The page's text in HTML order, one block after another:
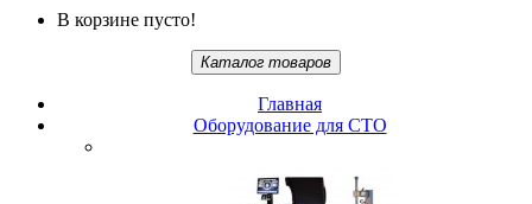
В корзине пусто!
Каталог товаров
Главная
Oбopудoвaниe для CTO